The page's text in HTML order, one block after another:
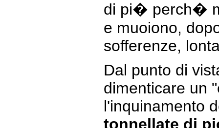
di pi� perch�
e muoiono,
sofferenze,
Dal punto di
dimenticare un
l'inquinamento
tonnellate di